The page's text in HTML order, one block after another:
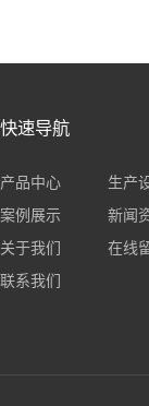
快速导航
产品中心
生产
案例展示
新闻
关于我们
在线
联系我们